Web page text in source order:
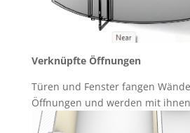
Verknüpfte Öffnungen
Türen und Fenster fangen
Öffnungen und werden mit